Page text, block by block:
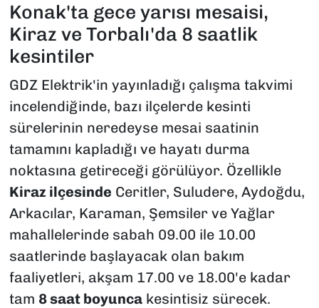
Konak'ta gece yarısı mesaisi,
Kiraz ve Torbalı'da 8 saatlik
kesintiler
GDZ Elektrik'in yayınladığı çalışma takvimi
incelendiğinde, bazı ilçelerde kesinti
sürelerinin neredeyse mesai saatinin
tamamını kapladığı ve hayatı durma
noktasına getireceği görülüyor. Özellikle
Kiraz ilçesinde Ceritler, Suludere, Aydoğdu,
Arkacılar, Karaman, Şemsiler ve Yağlar
mahallelerinde sabah 09.00 ile 10.00
saatlerinde başlayacak olan bakım
faaliyetleri, akşam 17.00 ve 18.00'e kadar
tam 8 saat boyuncakesintisiz sürecek.